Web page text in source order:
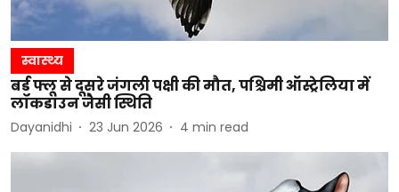
स्वास्थ्य
बर्ड फ्लू से दूसरे जंगली पक्षी की मौत, पश्चिमी ऑस्ट्रेलिया में
लॉकडाउन जैसी स्थिति
Dayanidhi 23 Jun 2026 4 min read